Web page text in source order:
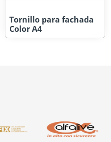
Tornillo para fachada
Color A4